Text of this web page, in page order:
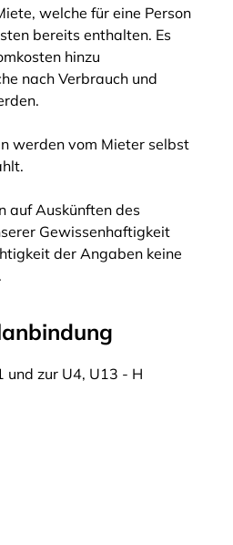
welche für eine Person
bereits enthalten. Es
hinzu
nach Verbrauch und
werden vom Mieter selbst
auf Auskünften des
Gewissenhaftigkeit
der Angaben keine
und zur U4, U13 - H